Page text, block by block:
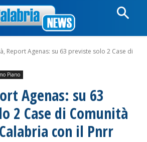
Report Agenas: su 63 previste solo 2 Case di
Piano
Agenas: su 63
2 Case di Comunità
con il Pnrr